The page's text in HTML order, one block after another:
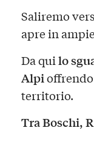
Saliremo
apre in
Da quilo
Alpioffrendo
territorio.
Tra Boschi,